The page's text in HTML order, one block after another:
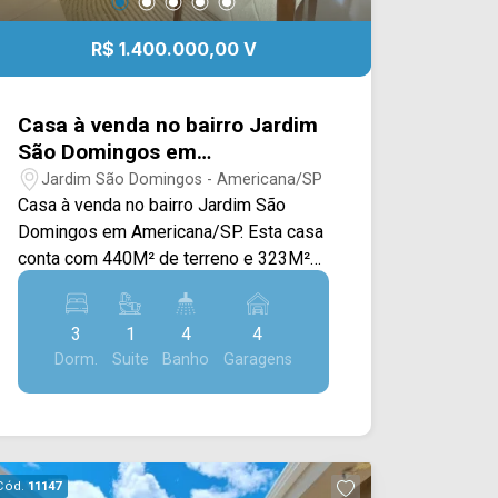
R$ 1.400.000,00 V
Casa à venda no bairro Jardim
São Domingos em
Americana/SP
Jardim São Domingos - Americana/SP
Casa à venda no bairro Jardim São
Domingos em Americana/SP. Esta casa
conta com 440M² de terreno e 323M²
de construção, apresentando um
projeto amplo e sofisticado, com
excelente integração entre os
ambientes e acabamento de qualidade.
A área interna dispõe de sala de estar e
cozinha totalmente planejada com
3
Dorm.
1
Suite
4
Banho
4
Garagens
11147